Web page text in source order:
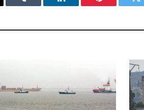
تويتر بينتيريستلينكدإن